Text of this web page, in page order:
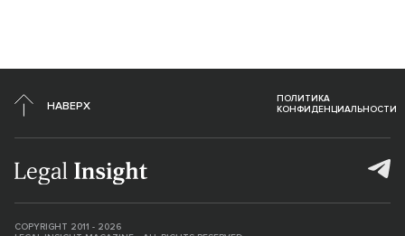
НАВЕРХ
COPYRIGHT 2011 - 2026
ПОЛИТИКА
КОНФИДЕНЦИАЛЬНОСТИ